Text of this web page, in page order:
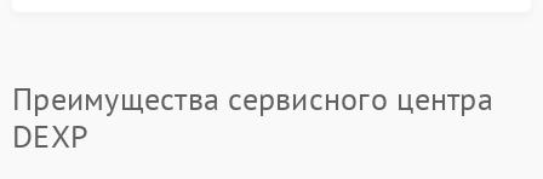
Преимущества сервисного центра
DEXP